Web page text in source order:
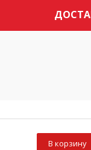
В корзину